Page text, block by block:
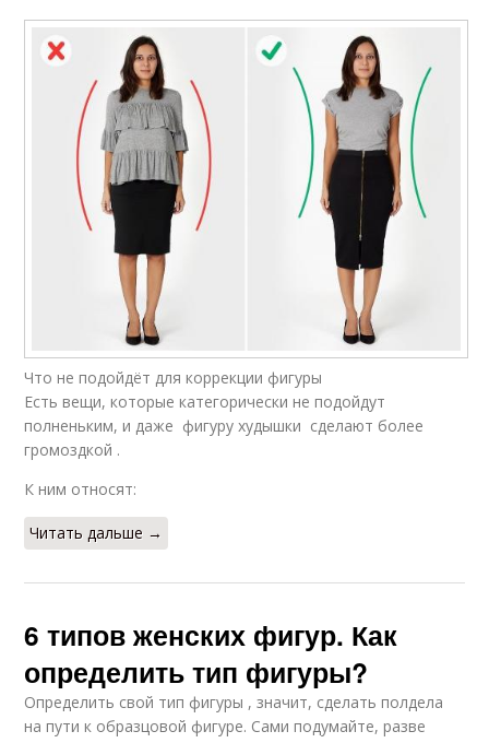
Что не подойдёт для коррекции фигуры
Есть вещи, которые категорически не подойдут
полненьким, и даже фигуру худышки сделают более
громоздкой .
К ним относят:
Читать дальше →
6 типов женских фигур. Как
определить тип фигуры?
Определить свой тип фигуры , значит, сделать полдела
на пути к образцовой фигуре. Сами подумайте, разве